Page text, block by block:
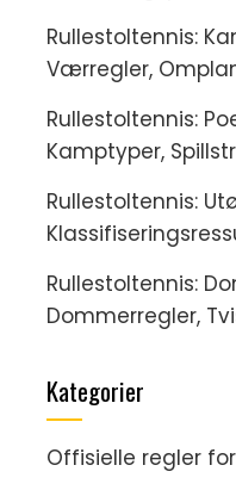
Rullestoltennis:
Værregler,
Rullestoltennis:
Kamptyper,
Rullestoltennis:
Rullestoltennis:
Dommerregler,
Kategorier
Offisielle regler